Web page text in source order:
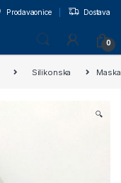
Prodavaonice Dostava
0
Silikonska
🔍